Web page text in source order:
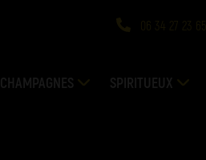
CHAMPAGNES SPIRITUEUX